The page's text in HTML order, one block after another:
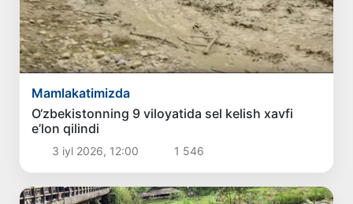
Mamlakatimizda
O‘zbekistonning 9 viloyatida sel kelish xavfi
e’lon qilindi
3 iyl 2026, 12:00 1 546